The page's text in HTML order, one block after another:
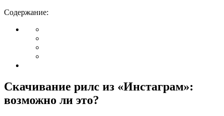
Содержание:
Скачивание рилс из «Инстаграм»:
возможно ли это?